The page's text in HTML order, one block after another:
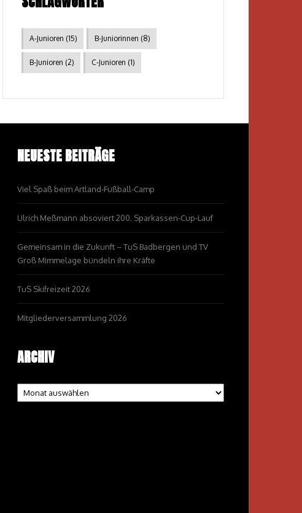
A-Junioren (15) B-Juniorinnen (8)
B-Junioren (2) C-Junioren (1)
NEUESTE BEITRÄGE
Viel Spaß beim Artland-Fußball-Camp
Ulrich Meßmann absoviert 200. Sparkassen-Cup-Lauf
Gemeinsam in die Zukunft – TuS Badbergen und TV
Groß Mimmelage bündeln ihre Kräfte
TuS Skifreizeit 2026
Mitgliederversammlung 2026
ARCHIV
Archiv